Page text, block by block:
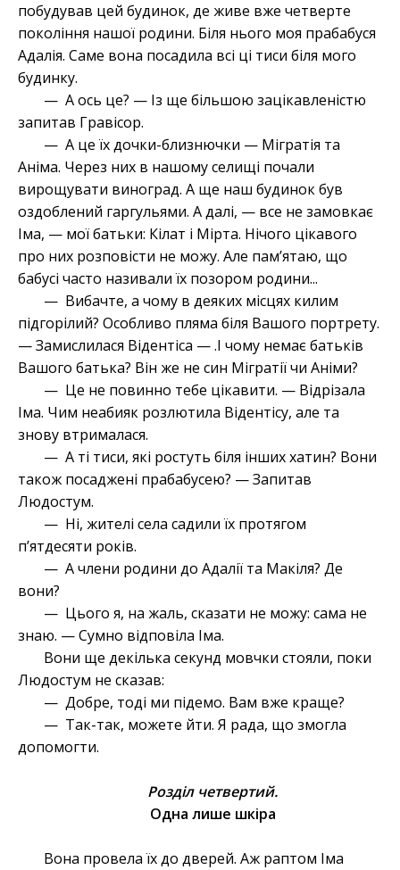
побудував цей будинок, де живе вже четверте
покоління нашої родини. Біля нього моя прабабуся
Адалія. Саме вона посадила всі ці тиси біля мого
будинку.
— А ось це? — Із ще більшою зацікавленістю
запитав Гравісор.
— А це їх дочки-близнючки — Мігратія та
Аніма. Через них в нашому селищі почали
вирощувати виноград. А ще наш будинок був
оздоблений гаргульями. А далі, — все не замовкає
Іма, — мої батьки: Кілат і Мірта. Нічого цікавого
про них розповісти не можу. Але пам’ятаю, що
бабусі часто називали їх позором родини...
— Вибачте, а чому в деяких місцях килим
підгорілий? Особливо пляма біля Вашого портрету.
— Замислилася Відентіса — .І чому немає батьків
Вашого батька? Він же не син Мігратії чи Аніми?
— Це не повинно тебе цікавити. — Відрізала
Іма. Чим неабияк розлютила Відентісу, але та
знову втрималася.
— А ті тиси, які ростуть біля інших хатин? Вони
також посаджені прабабусею? — Запитав
Людостум.
— Ні, жителі села садили їх протягом
п’ятдесяти років.
— А члени родини до Адалії та Макіля? Де
вони?
— Цього я, на жаль, сказати не можу: сама не
знаю. — Сумно відповіла Іма.
Вони ще декілька секунд мовчки стояли, поки
Людостум не сказав:
— Добре, тоді ми підемо. Вам вже краще?
— Так-так, можете йти. Я рада, що змогла
допомогти.
Розділ четвертий.
Одна лише шкіра
Вона провела їх до дверей. Аж раптом Іма